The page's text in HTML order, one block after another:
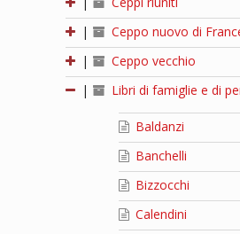
|
Ceppo nuovo di
|
Ceppo vecchio
|
Libri di famiglie e di
Baldanzi
Banchelli
Bizzocchi
Calendini